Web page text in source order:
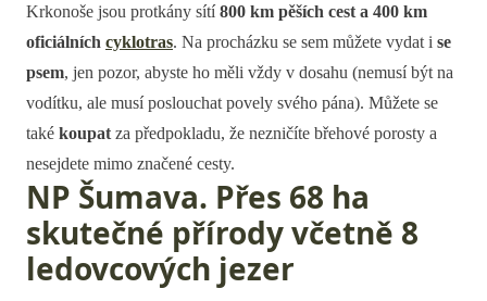
Krkonoše jsou protkány sítí800 km pěších cest a 400 km
oficiálních cyklotras. Na procházku se sem můžete vydat i se
psem, jen pozor, abyste ho měli vždy v dosahu (nemusí být na
vodítku, ale musí poslouchat povely svého pána). Můžete se
také koupat za předpokladu, že nezničíte břehové porosty a
nesejdete mimo značené cesty.
NP Šumava. Přes 68 ha
skutečné přírody včetně 8
ledovcových jezer